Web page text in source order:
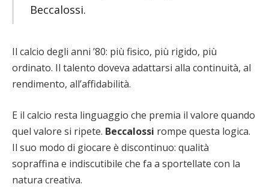
Beccalossi.
Il calcio degli anni ’80: più fisico, più rigido, più
ordinato. Il talento doveva adattarsi alla continuità, al
rendimento, all’affidabilità.
E il calcio resta linguaggio che premia il valore quando
quel valore si ripete. Beccalossi rompe questa logica.
Il suo modo di giocare è discontinuo: qualità
sopraffina e indiscutibile che fa a sportellate con la
natura creativa.